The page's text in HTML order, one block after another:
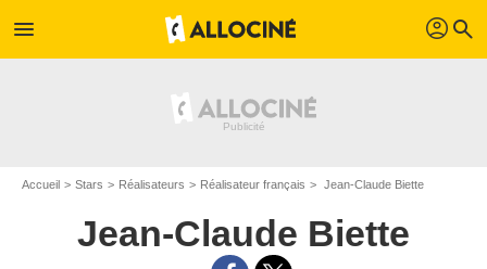
menu profil search
Accueil Stars Réalisateurs Réalisateur français Jean-Claude Biette
Jean-Claude Biette